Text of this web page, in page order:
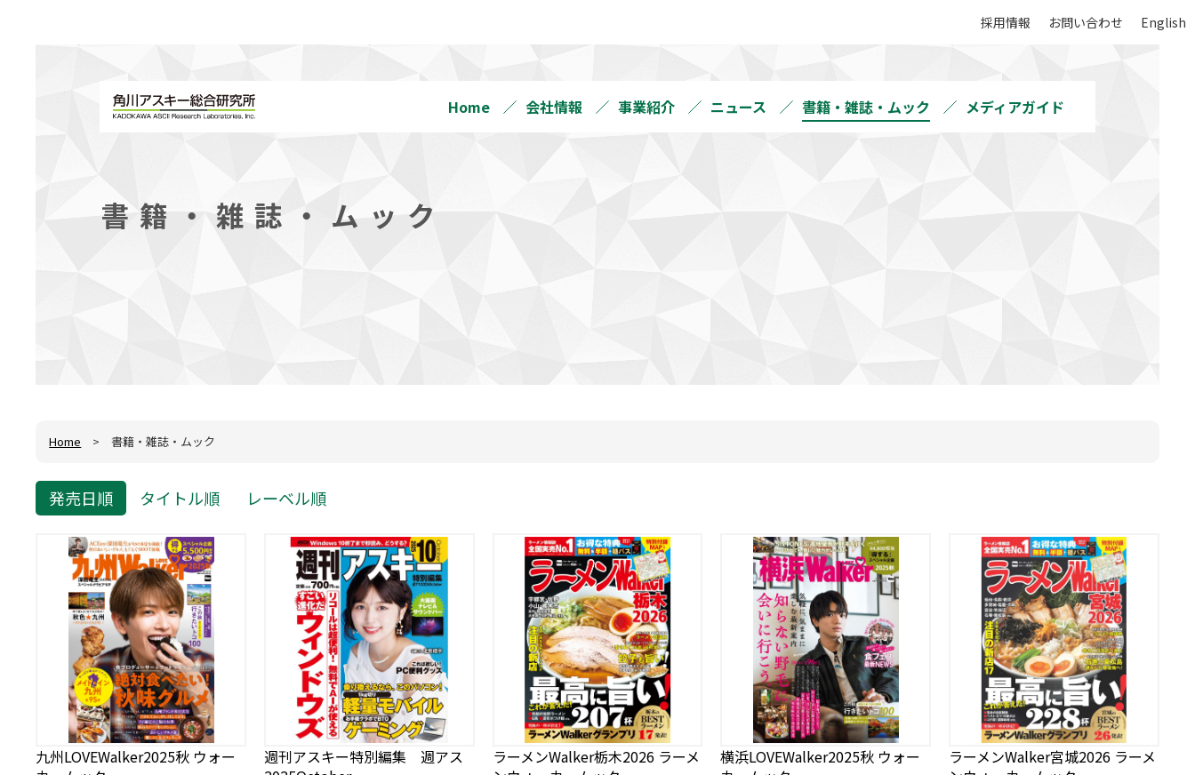
採用情報 お問い合わせ English
Home 会社情報 事業紹介 ニュース 書籍・雑誌・ムック メディアガイド
書籍・雑誌・ムック
Home > 書籍・雑誌・ムック
発売日順 タイトル順 レーベル順
九州LOVEWalker2025秋 ウォー
週刊アスキー特別編集 週アス
ラーメンWalker栃木2026 ラーメ
横浜LOVEWalker2025秋 ウォー
ラーメンWalker宮城2026 ラーメ